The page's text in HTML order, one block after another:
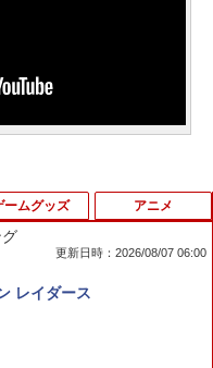
更新日時：2026/08/07 06:00
レイダース
ームグッズ アニメ